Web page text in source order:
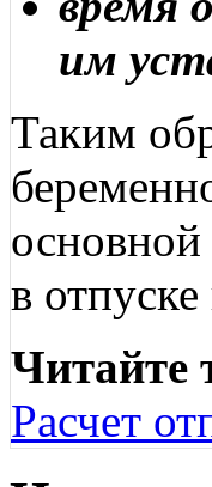
им
Таким
в
Читайте
Расчет